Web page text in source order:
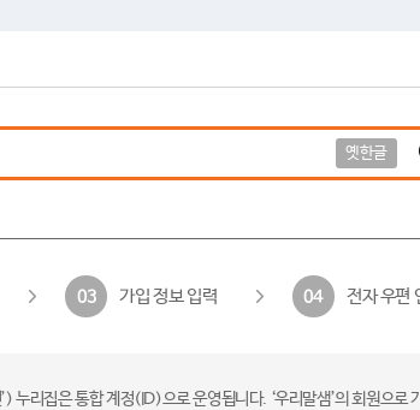
옛한글
03 가입 정보 입력 04 전자 우편
누리집은 통합 계정(ID)으로 운영됩니다. ‘우리말샘’의 회원으